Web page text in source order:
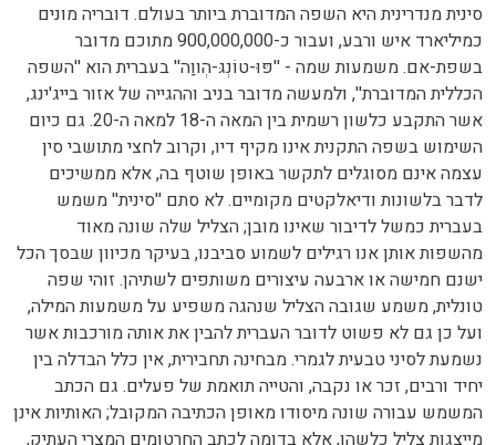
סינית מנדרינית היא השפה המדוברת ביותר בעולם. דובריה מונים
כמיליארד איש ורבע, ועבור כ-900,000,000 מתוכם מדובר
בשפת-אם. משמעות שמה - ''פּוּ-טוֹנְגּ-הְווַה'' בעברית הוא ''השפה
הכללית המדוברת'', ולמעשה מדובר בניב וההגייה של אזור בייג'ינג,
אשר התקבע כלשון רשמית בין המאה ה-18 למאה ה-20. גם כיום
השימוש בשפה התקנית אינו מקיף דיו, וקרוב לחצי מתושבי סין
עצמה אינם מסוגלים לתקשר באופן שוטף בה, אלא ממשיכים
לדבר בלשונות ודיאלקטים מקומיים. לא סתם ''סינית'' משמש
בעברית כמשל לדיבור שאינו מובן; הצליל שלה שונה מאוד
מהשפות אותן אנו רגילים לשמוע סביבנו, בעיקר מכיוון שבסך הכל
ישנם חמישה או ארבעה עיצורים משותפים לשתיהן. זוהי שפה
טונלית, משמע שגובה הצליל שנהגה משפיע על משמעות המילה,
ועל כן גם לא פשוט לדובר העברית להבין את אותה מורכבות אשר
נשמעת לסיני טבעית לגמרי. מבחינה תחבירית, אין כלל הבדלה בין
יחיד ורבים, זכר או נקבה, והטייה תואמת של פעלים. גם הכתב
המשמש עבורה שונה מיסודו מאופן הכתיבה המקובל; האותיות אינן
מייצגות צליל כלשהו, אלא בדומה לכתב החרטומים המצרי העתיק,